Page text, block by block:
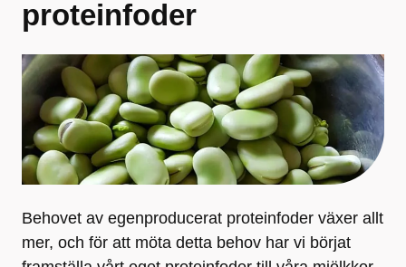
proteinfoder
Behovet av egenproducerat proteinfoder växer allt
mer, och för att möta detta behov har vi börjat